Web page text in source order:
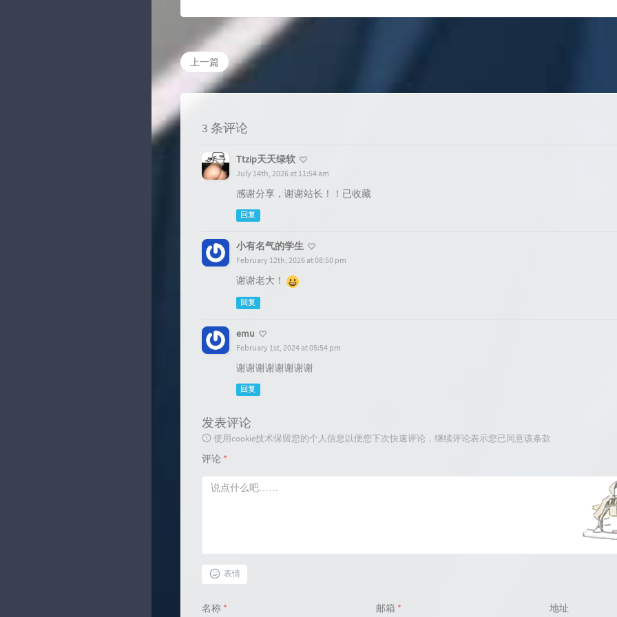
上一篇
3 条评论
Ttzip天天绿软
July 14th, 2026 at 11:54 am
感谢分享，谢谢站长！！已收藏
回复
小有名气的学生
February 12th, 2026 at 08:50 pm
谢谢老大！
回复
emu
February 1st, 2024 at 05:54 pm
谢谢谢谢谢谢谢谢
回复
发表评论
使用cookie技术保留您的个人信息以便您下次快速评论，继续评论表示您已同意该条款
评论 *
表情
名称 * 邮箱 * 地址